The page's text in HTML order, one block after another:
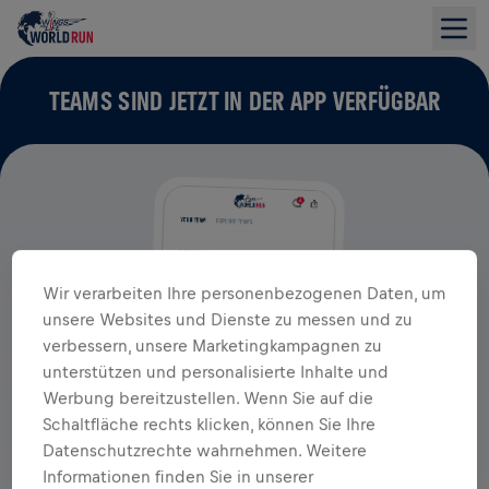
TEAMS SIND JETZT IN DER APP VERFÜGBAR
Wir verarbeiten Ihre personenbezogenen Daten, um
unsere Websites und Dienste zu messen und zu
verbessern, unsere Marketingkampagnen zu
unterstützen und personalisierte Inhalte und
Werbung bereitzustellen. Wenn Sie auf die
Schaltfläche rechts klicken, können Sie Ihre
Datenschutzrechte wahrnehmen. Weitere
Informationen finden Sie in unserer